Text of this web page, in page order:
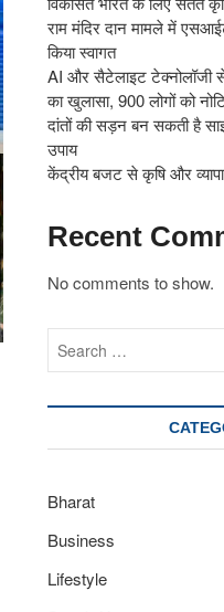
राम मंदिर दान मामले में
किया स्वागत
AI और सैटेलाइट टेक्नोलॉजी
का खुलासा, 900 लोगों को
दांतों की सड़न बन सकती है
उपाय
केंद्रीय बजट से कृषि और
Recent
No comments to show.
Bharat
Business
Lifestyle